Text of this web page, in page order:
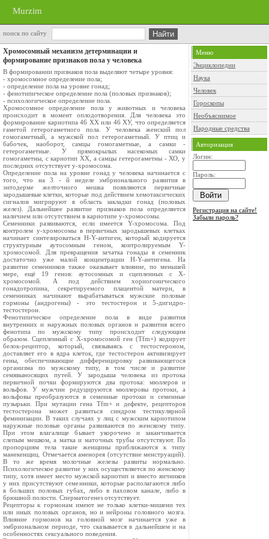
Murzim
поиск по сайту
Хромосомный механизм детерминации и
формирование признаков пола у человека
В формировании признаков пола выделяют четыре уровня:
- хромосомное определение пола;
- определение пола на уровне гонад;
- фенотипическое определение пола (половых признаков);
- психологическое определение пола.
Хромосомное определение пола у животных и человека
происходит в момент оплодотворения. Для человека это
формирование кариотипа 46 XX или 46 ХУ, что определяется
гаметой гетерогаметного пола. У человека женский пол
гомогаметный, а мужской пол гетерогаметный. У птиц и
бабочек, наоборот, самцы гомогаметные, а самки -
гетерогаметные. У прямокрылых насекомых самки
гомогаметны, с кариотип XX, а самцы гетерогаметны - ХО, у
последних отсутствует у-хромосома.
Определение пола на уровне гонад у человека начинается с
того, что на 3 - й неделе эмбрионального развития в
энтодерме желточного мешка появляются первичные
зародышевые клетки, которые под действием хемотаксических
сигналов мигрируют в область закладки гонад (половых
желез). Дальнейшее развитие признаков пола определяется
наличием или отсутствием в кариотипе у-хромосомы.
Семенники развиваются, если имеется Y-хромосома. Под
контролем у-хромосомы в первичных зародышевых клетках
начинает синтезироваться Н-Y-антиген, который кодируется
структурным аутосомным геном, контролируемым Y-
хромосомой. Для превращения зачатка гонады в семенник
дос­таточно уже малой концентрации Н-Y-антигена. На
развитие семенников также оказывает влияние, по меньшей
мере, ещё 19 генов: аутосомных и сцепленных с Х-
хромосомой. А под действием хориогонического
гонадотропина, секретируемого плацентой матери, в
семенниках начинают вырабатываться мужские половые
гормоны (андрогены) - это тестостерон и 5-дигидро-
тестостерон.
Фенотипическое определение пола в виде развития
внутренних и наружных половых органов и развития всего
фенотипа по мужскому типу происходит следующим
образом. Сцепленный с X-хромосомой ген (Tfm+) кодирует
белок-рецептор, который, связываясь с тестостероном,
доставляет его в ядра клеток, где тестостерон активизирует
гены, обеспечивающие дифференцировку развивающегося
организма по мужскому типу, в том числе и развитие
семявыносящих путей. У зародыша человека из протока
первичной почки формируются два протока: мюллеров и
вольфов. У мужчин редуцируются мюллеровы протоки, а
вольфовы преобразуются в семенные протоки и семенные
пузырьки. При мутации гена Tfm+ и дефекте, рецепторов
тесто­стерона может развиться синдром тестикулярной
феминизации. В таких случаях у лиц с мужским кариотипом
наружные половые органы развиваются по женскому типу.
При этом влагалище бывает укорочено и заканчивается
слепым мешком, а матка и маточных трубы отсутствуют. По
пропорциям тела такие женщины приближаются к типу
манекенщиц. Отмечается аменорея (отсутствие менструаций).
В то же время молочные железы развиты нор­мально.
Психологическое развитие у них осуществляется по женскому
типу, хотя имеет место мужской кариотип и вместо яичников
у них присутствуют семенники, которые располагаются либо
в больших половых губах, либо в паховом канале, либо в
брюшной полости. Сперматогенез отсутствует.
Рецепторы к гормонам имеют не только клетки-мишени тех
или иных половых органов, но и нейроны головного мозга.
Влияние гормонов на головной мозг начинается уже в
эмбриональном периоде, что сказывается в дальнейшем и на
особенностях сексуального поведения.
Меню
Энциклопедии
Наука
Человек
Гороскопы
Необъяснимое
Народные средства
Авторизация
Логин:
Пароль:
Регистрация на сайте!
Забыли пароль?